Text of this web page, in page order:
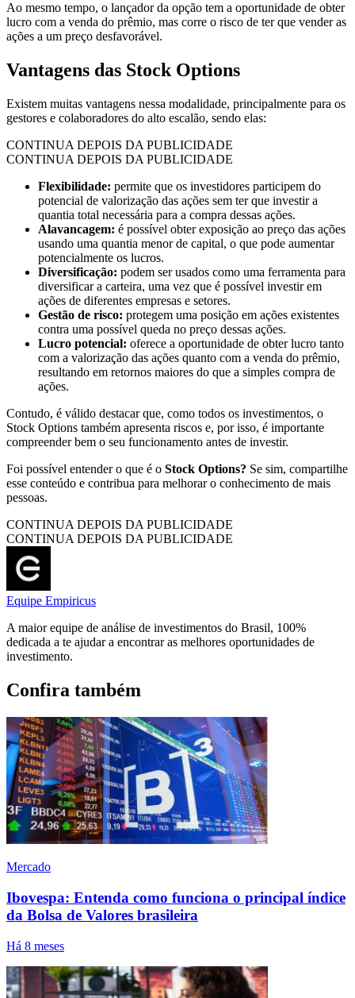
Ao mesmo tempo, o lançador da opção tem a oportunidade de obter
lucro com a venda do prêmio, mas corre o risco de ter que vender as
ações a um preço desfavorável.
Vantagens das Stock Options
Existem muitas vantagens nessa modalidade, principalmente para os
gestores e colaboradores do alto escalão, sendo elas:
CONTINUA DEPOIS DA PUBLICIDADE
CONTINUA DEPOIS DA PUBLICIDADE
Flexibilidade: permite que os investidores participem do
potencial de valorização das ações sem ter que investir a
quantia total necessária para a compra dessas ações.
Alavancagem: é possível obter exposição ao preço das ações
usando uma quantia menor de capital, o que pode aumentar
potencialmente os lucros.
Diversificação: podem ser usados como uma ferramenta para
diversificar a carteira, uma vez que é possível investir em
ações de diferentes empresas e setores.
Gestão de risco: protegem uma posição em ações existentes
contra uma possível queda no preço dessas ações.
Lucro potencial: oferece a oportunidade de obter lucro tanto
com a valorização das ações quanto com a venda do prêmio,
resultando em retornos maiores do que a simples compra de
ações.
Contudo, é válido destacar que, como todos os investimentos, o
Stock Options também apresenta riscos e, por isso, é importante
compreender bem o seu funcionamento antes de investir.
Foi possível entender o que é o Stock Options? Se sim, compartilhe
esse conteúdo e contribua para melhorar o conhecimento de mais
pessoas.
CONTINUA DEPOIS DA PUBLICIDADE
CONTINUA DEPOIS DA PUBLICIDADE
Equipe Empiricus
A maior equipe de análise de investimentos do Brasil, 100%
dedicada a te ajudar a encontrar as melhores oportunidades de
investimento.
Confira também
Mercado
Ibovespa: Entenda como funciona o principal índice
da Bolsa de Valores brasileira
Há 8 meses